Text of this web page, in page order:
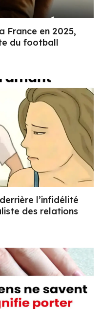
France en 2025,
du football
l’infidélité
des relations